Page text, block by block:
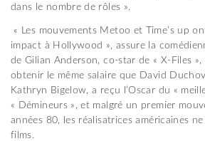
dans le nombre de rôles ».
« Les mouvements Metoo et Time’s up
impact à Hollywood », assure la
de Gilian Anderson, co-star de « X-Files
obtenir le même salaire que David
Kathryn Bigelow, a reçu l’Oscar du «
« Démineurs », et malgré un premier
années 80, les réalisatrices américaines
films.